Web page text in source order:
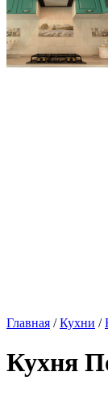
Главная /Кухни /
Кухня